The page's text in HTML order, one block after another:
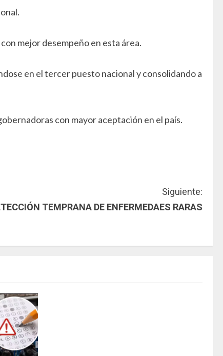
mejor desempeño en esta área.
en el tercer puesto nacional y consolidando a
con mayor aceptación en el país.
Siguiente:
TEMPRANA DE ENFERMEDAES RARAS